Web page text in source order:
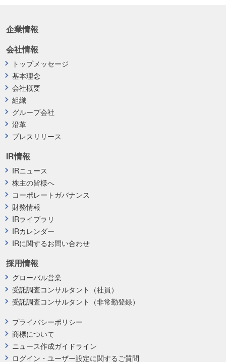
企業情報
プライバシーポリシー
商標について
ニュース作成ガイドライン
ログイン・ユーザー設定に関するご質問
採用情報
グローバル営業
受託調査コンサルタント（社員）
受託調査コンサルタント（非常勤登録）
会社情報
トップメッセージ
基本理念
会社概要
組織
グループ会社
沿革
プレスリリース
IR情報
IRニュース
株主の皆様へ
コーポレートガバナンス
財務情報
IRライブラリ
IRカレンダー
IRに関するお問い合わせ